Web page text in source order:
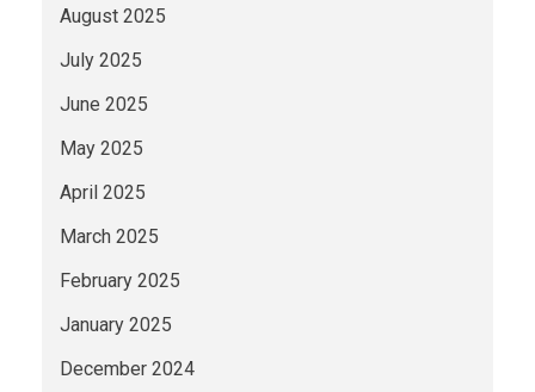
August 2025
July 2025
June 2025
May 2025
April 2025
March 2025
February 2025
January 2025
December 2024